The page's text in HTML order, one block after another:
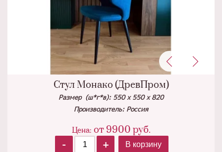
Стул Монако (ДревПром)
Размер (ш*г*в): 550 х 550 х 820
Производитель: Россия
Цена: от 9900 руб.
-
+ В корзину